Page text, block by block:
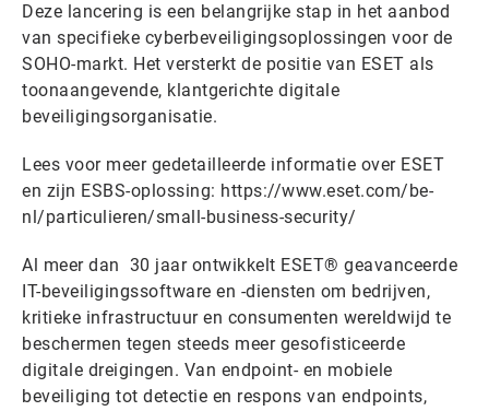
Deze lancering is een belangrijke stap in het aanbod
van specifieke cyberbeveiligingsoplossingen voor de
SOHO-markt. Het versterkt de positie van ESET als
toonaangevende, klantgerichte digitale
beveiligingsorganisatie.
Lees voor meer gedetailleerde informatie over ESET
en zijn ESBS-oplossing: https://www.eset.com/be-
nl/particulieren/small-business-security/
Al meer dan 30 jaar ontwikkelt ESET® geavanceerde
IT-beveiligingssoftware en -diensten om bedrijven,
kritieke infrastructuur en consumenten wereldwijd te
beschermen tegen steeds meer gesofisticeerde
digitale dreigingen. Van endpoint- en mobiele
beveiliging tot detectie en respons van endpoints,